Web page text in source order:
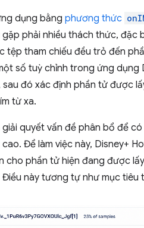
dụng bằng phương thức
phải nhiều thách thức, đặc
tệp tham chiếu đều trỏ đến
số tuỳ chỉnh trong ứng dụng
đó xác định phần tử được
từ xa.
quyết vấn đề phân bổ để
Để làm việc này, Disney+
cho phần tử hiện đang được
này tương tự như mục